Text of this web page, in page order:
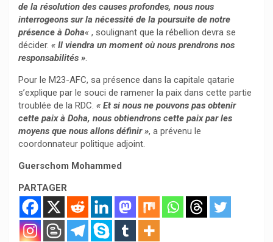
de la résolution des causes profondes, nous nous
interrogeons sur la nécessité de la poursuite de notre
présence à Doha« , soulignant que la rébellion devra se
décider. « Il viendra un moment où nous prendrons nos
responsabilités ».
Pour le M23-AFC, sa présence dans la capitale qatarie
s’explique par le souci de ramener la paix dans cette partie
troublée de la RDC. « Et si nous ne pouvons pas obtenir
cette paix à Doha, nous obtiendrons cette paix par les
moyens que nous allons définir », a prévenu le
coordonnateur politique adjoint.
Guerschom Mohammed
PARTAGER